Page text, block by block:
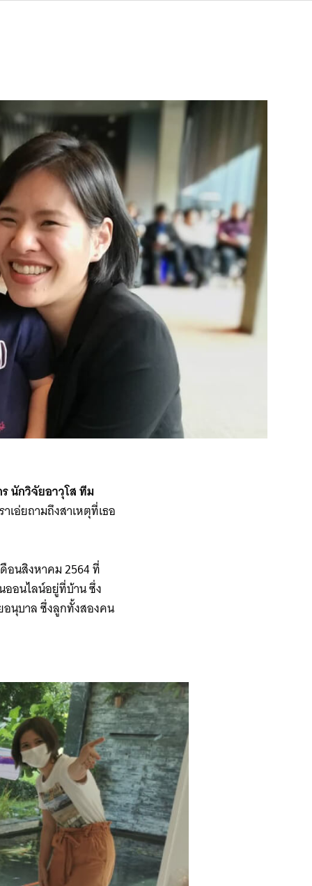
นักวิจัยอาวุโส ทีม
เอ่ยถามถึงสาเหตุที่เธอ
อนสิงหาคม 2564 ที่
ออนไลน์อยู่ที่บ้าน ซึ่ง
อนุบาล ซึ่งลูกทั้งสองคน